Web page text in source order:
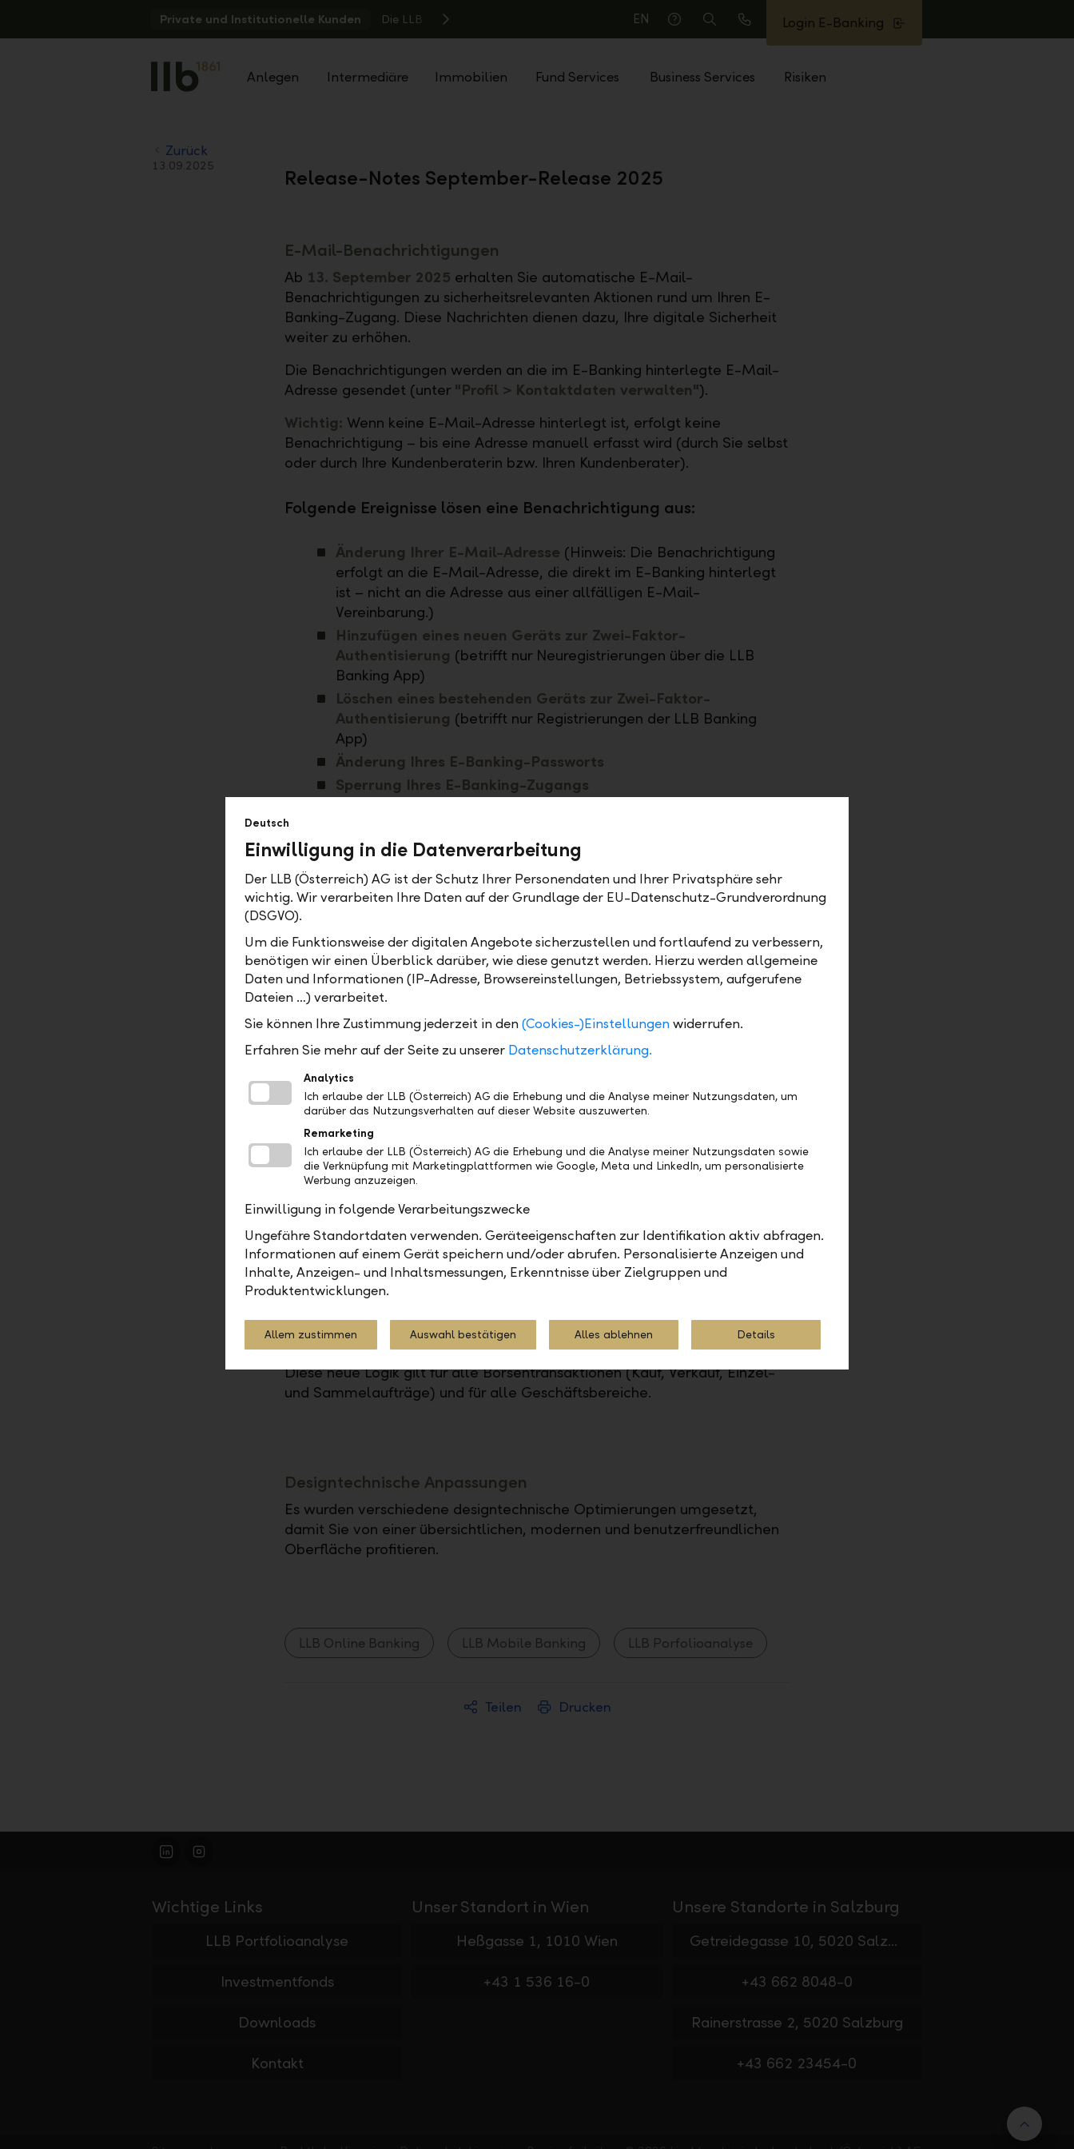
Private und Institutionelle Kunden Die LLB
EN
Hilfe
Suche
Anrufen
Login E-Banking
Anlegen Intermediäre Immobilien Fund Services Business Services Risiken
Zurück
13.09.2025 Release-Notes September-Release 2025
E-Mail-Benachrichtigungen
Ab 13. September 2025 erhalten Sie automatische E-Mail-
Benachrichtigungen zu sicherheitsrelevanten Aktionen rund um Ihren E-
Banking-Zugang. Diese Nachrichten dienen dazu, Ihre digitale Sicherheit
weiter zu erhöhen.
Die Benachrichtigungen werden an die im E-Banking hinterlegte E-Mail-
Adresse gesendet (unter "Profil > Kontaktdaten verwalten").
Wichtig: Wenn keine E-Mail-Adresse hinterlegt ist, erfolgt keine
Benachrichtigung – bis eine Adresse manuell erfasst wird (durch Sie selbst
oder durch Ihre Kundenberaterin bzw. Ihren Kundenberater).
Folgende Ereignisse lösen eine Benachrichtigung aus:
Änderung Ihrer E-Mail-Adresse (Hinweis: Die Benachrichtigung
erfolgt an die E-Mail-Adresse, die direkt im E-Banking hinterlegt
ist – nicht an die Adresse aus einer allfälligen E-Mail-
Vereinbarung.)
Hinzufügen eines neuen Geräts zur Zwei-Faktor-
Authentisierung (betrifft nur Neuregistrierungen über die LLB
Banking App)
Löschen eines bestehenden Geräts zur Zwei-Faktor-
Authentisierung (betrifft nur Registrierungen der LLB Banking
App)
Änderung Ihres E-Banking-Passworts
Sperrung Ihres E-Banking-Zugangs
Bitte prüfen Sie Ihre E-Mail-Adresse unter "Profil > Kontaktdaten
verwalten" und aktualisieren Sie diese bei Bedarf. Nur so stellen Sie
sicher, dass Sie bei sicherheitsrelevanten Ereignissen sofort informiert
werden.
Die LLB fordert Sie niemals per Anruf, E-Mail oder SMS zum Login oder
zur Angabe Ihrer Zugangsdaten auf. Wir versenden keine E-Mails mit Links
zu Anmeldeseiten wie E-Banking und fragen Sie niemals nach Ihrer E-
Banking-Vertragsnummer oder PIN.
Neue Logik bei der Auswahl des Abrechnungskontos für
Börsenaufträge
Basierend auf Rückmeldungen von Kundinnen und Kunden wurde die
Auswahl des Abrechnungskontos bei Börsenaufträgen im E-Banking
angepasst:
Wenn in Ihrem Depot ein bevorzugtes Konto im E-Banking
definiert ist, wird dieses weiterhin als Standard-Abrechnungskonto
verwendet.
Wenn kein bevorzugtes Konto gesetzt ist, wird neu das in
Avaloq hinterlegte Standardkonto verwendet.
anderes Konto auswählen.
Diese neue Logik gilt für alle Börsentransaktionen (Kauf, Verkauf, Einzel-
und Sammelaufträge) und für alle Geschäftsbereiche.
Designtechnische Anpassungen
Es wurden verschiedene designtechnische Optimierungen umgesetzt,
damit Sie von einer übersichtlichen, modernen und benutzerfreundlichen
Oberfläche profitieren.
LLB Online Banking LLB Mobile Banking LLB Porfolioanalyse
Teilen Drucken
Wichtige Links
LLB Portfolioanalyse
Investmentfonds
Downloads
Kontakt
Unser Standort in Wien
Heßgasse 1, 1010 Wien
+43 1 536 16-0
Unsere Standorte in Salzburg
Getreidegasse 10, 5020 Salzburg
+43 662 8048-0
Rainerstrasse 2, 5020 Salzburg
+43 662 23454-0
Deutsch
Einwilligung in die Datenverarbeitung
Der LLB (Österreich) AG ist der Schutz Ihrer Personendaten und Ihrer Privatsphäre sehr
wichtig. Wir verarbeiten Ihre Daten auf der Grundlage der EU-Datenschutz-Grundverordnung
(DSGVO).
Um die Funktionsweise der digitalen Angebote sicherzustellen und fortlaufend zu verbessern,
benötigen wir einen Überblick darüber, wie diese genutzt werden. Hierzu werden allgemeine
Daten und Informationen (IP-Adresse, Browsereinstellungen, Betriebssystem, aufgerufene
Dateien …) verarbeitet.
Sie können Ihre Zustimmung jederzeit in den(Cookies-)Einstellungenwiderrufen.
Erfahren Sie mehr auf der Seite zu unserer Datenschutzerklärung.
Analytics
Ich erlaube der LLB (Österreich) AG die Erhebung und die Analyse meiner Nutzungsdaten, um
darüber das Nutzungsverhalten auf dieser Website auszuwerten.
Remarketing
Ich erlaube der LLB (Österreich) AG die Erhebung und die Analyse meiner Nutzungsdaten sowie
die Verknüpfung mit Marketingplattformen wie Google, Meta und LinkedIn, um personalisierte
Werbung anzuzeigen.
Einwilligung in folgende Verarbeitungszwecke
Ungefähre Standortdaten verwenden. Geräteeigenschaften zur Identifikation aktiv abfragen.
Informationen auf einem Gerät speichern und/oder abrufen. Personalisierte Anzeigen und
Inhalte, Anzeigen- und Inhaltsmessungen, Erkenntnisse über Zielgruppen und
Produktentwicklungen.
Allem zustimmen Auswahl bestätigen Alles ablehnen Details